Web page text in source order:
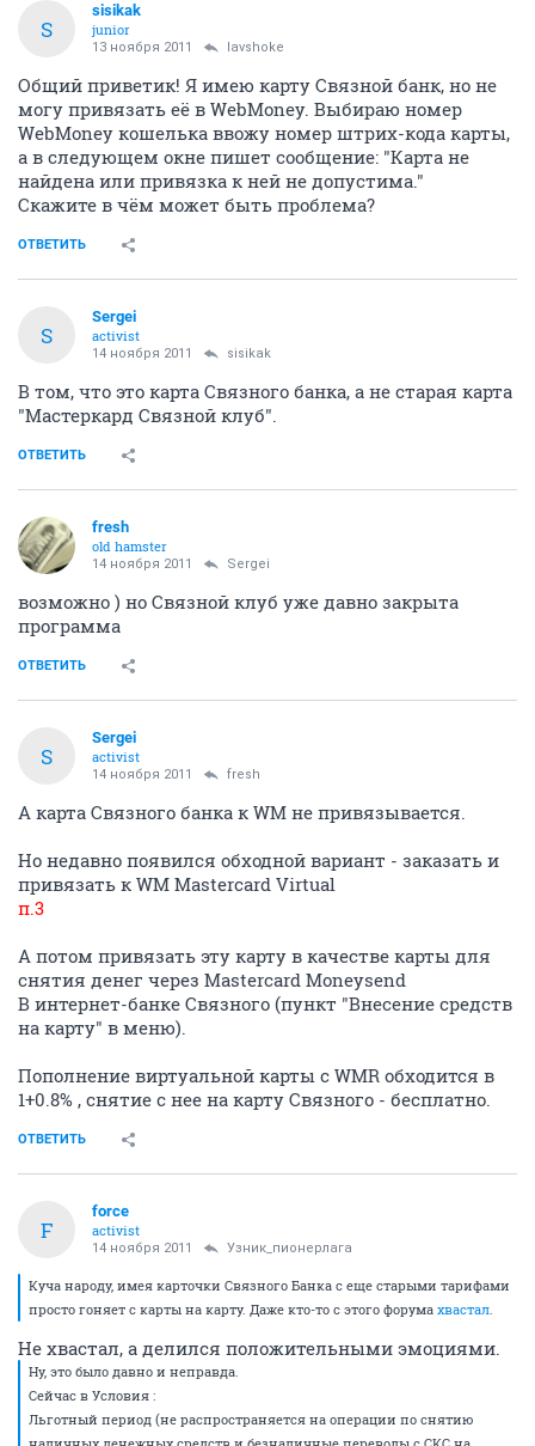
S
sisikak
junior
13 ноября 2011 lavshoke
Общий приветик! Я имею карту Связной банк, но не
могу привязать её в WebMoney. Выбираю номер
WebMoney кошелька ввожу номер штрих-кода карты,
а в следующем окне пишет сообщение: "Карта не
найдена или привязка к ней не допустима."
Скажите в чём может быть проблема?
ОТВЕТИТЬ
S
Sergei
activist
14 ноября 2011 sisikak
В том, что это карта Связного банка, а не старая карта
"Мастеркард Связной клуб".
ОТВЕТИТЬ
fresh
old hamster
14 ноября 2011 Sergei
возможно ) но Связной клуб уже давно закрыта
программа
ОТВЕТИТЬ
S
Sergei
activist
14 ноября 2011 fresh
А карта Связного банка к WM не привязывается.
Но недавно появился обходной вариант - заказать и
привязать к WM Mastercard Virtual
п.3
А потом привязать эту карту в качестве карты для
снятия денег через Mastercard Moneysend
В интернет-банке Связного (пункт "Внесение средств
на карту" в меню).
Пополнение виртуальной карты с WMR обходится в
1+0.8% , снятие с нее на карту Связного - бесплатно.
ОТВЕТИТЬ
F
force
activist
14 ноября 2011 Узник_пионерлага
Куча народу, имея карточки Связного Банка с еще старыми тарифами
просто гоняет с карты на карту. Даже кто-то с этого форума хвастал.
Не хвастал, а делился положительными эмоциями.
Ну, это было давно и неправда.
Сейчас в Условия :
Льготный период (не распространяется на операции по снятию